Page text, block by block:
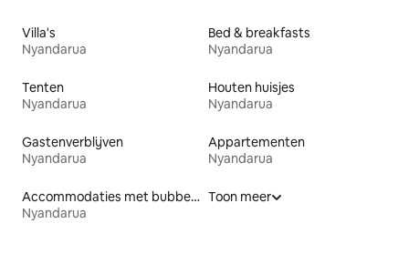
Villa's
Nyandarua
Bed & breakfasts
Nyandarua
Tenten
Nyandarua
Houten huisjes
Nyandarua
Gastenverblijven
Nyandarua
Appartementen
Nyandarua
Accommodaties met bubbelbad
Nyandarua
Toon meer